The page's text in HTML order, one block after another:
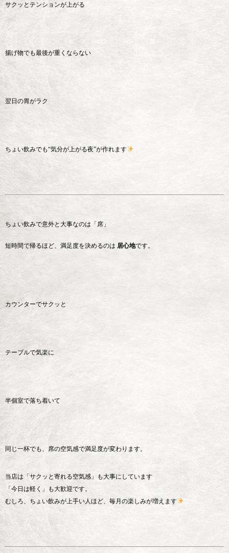
サクッとテンションが上がる
揚げ物でも最後が重くならない
翌日の胃がラク
ちょい飲みでも“気分が上がる夜”が作れます
ちょい飲みで意外と大事なのは「席」
短時間で帰るほど、満足度を決めるのは 居心地です。
カウンターでサクッと
テーブルで気楽に
半個室で落ち着いて
同じ一杯でも、席の空気感で満足度が変わります。
当店は「サクッと寄れる空気感」も大事にしています
「今日は軽く」も大歓迎です。
むしろ、ちょい飲みが上手い人ほど、毎月の楽しみが増えます